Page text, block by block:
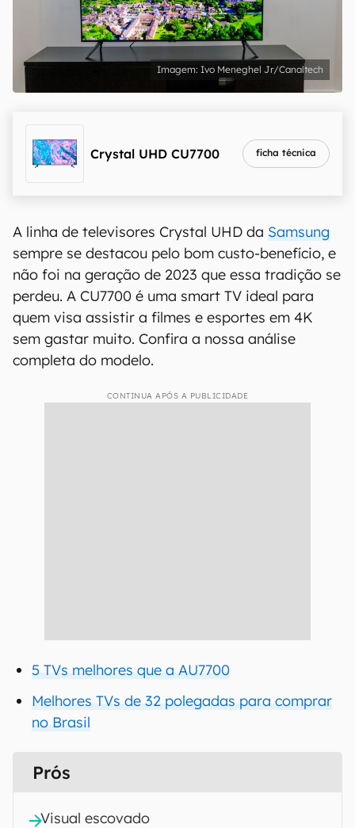
Ivo Meneghel Jr/Canaltech
Crystal UHD CU7700 ficha técnica
A linha de televisores Crystal UHD da Samsung
sempre se destacou pelo bom custo-benefício, e
não foi na geração de 2023 que essa tradição se
perdeu. A CU7700 é uma smart TV ideal para
quem visa assistir a filmes e esportes em 4K
sem gastar muito. Confira a nossa análise
completa do modelo.
CONTINUA APÓS A PUBLICIDADE
5 TVs melhores que a AU7700
Melhores TVs de 32 polegadas para comprar
no Brasil
Prós
Visual escovado